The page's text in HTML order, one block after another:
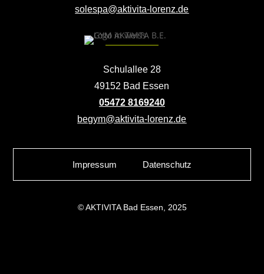
solespa@aktivita-lorenz.de
Schulallee 28
49152 Bad Essen
05472 8169240
begym@aktivita-lorenz.de
Impressum Datenschutz
© AKTIVITA Bad Essen, 2025